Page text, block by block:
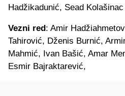
Hadžikadunić, Sead Kolašinac
Vezni red: Amir
Tahirović, Dženis Burnić,
Mahmić, Ivan Bašić, Amar
Esmir Bajraktarević,